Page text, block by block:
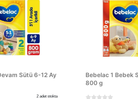
Sütü 6-12 Ay
2 adet stokta
Bebelac 1 Bebek
800 g